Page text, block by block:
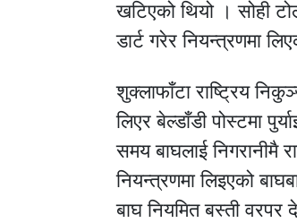
खटिएको थियो । सोही
डार्ट गरेर नियन्त्रणमा
शुक्लाफाँटा राष्ट्रिय
लिएर बेल्डाँडी पोस्टमा
समय बाघलाई निगरानीमै
नियन्त्रणमा लिइएको
बाघ नियमित बस्ती वरपर